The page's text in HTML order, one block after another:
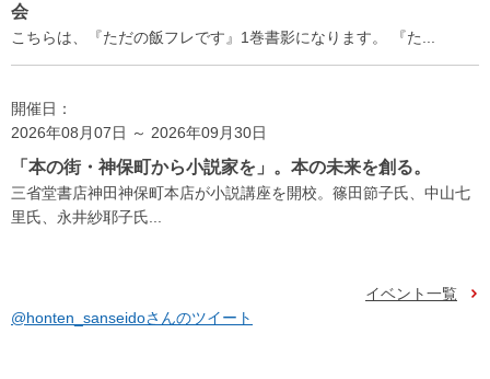
会
こちらは、『ただの飯フレです』1巻書影になります。 『た...
開催日：
2026年08月07日 ～ 2026年09月30日
「本の街・神保町から小説家を」。本の未来を創る。
三省堂書店神田神保町本店が小説講座を開校。篠田節子氏、中山七
里氏、永井紗耶子氏...
イベント一覧
@honten_sanseidoさんのツイート